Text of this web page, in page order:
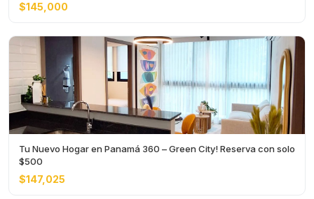
$145,000
Tu Nuevo Hogar en Panamá 360 – Green City! Reserva con solo
$500
$147,025